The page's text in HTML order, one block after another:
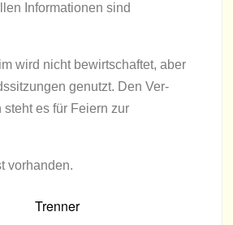
Infor­ma­tio­nen sind
wird nicht bewirt­schaf­tet, aber
genutzt. Den Ver­
es für Fei­ern zur
vorhanden.